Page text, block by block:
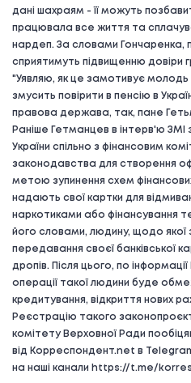
дані шахраям - її можуть
працювала все життя та
нардеп. За словами Гончаренка,
сприятимуть підвищенню
"Уявляю, як це замотивує молодь
змусить повірити в пенсію в
правова держава, так, пане
Раніше Гетманцев в інтерв'ю ЗМІ
України спільно з фінансовим
законодавства для створення
метою зупинення схем
надають свої картки для
наркотиками або фінансування
його словами, людину, щодо якої
передавання своєї банківської
дропів. Після цього, по
операції такої людини буде
кредитування, відкриття нових
Реєстрацію такого
комітету Верховної Ради
від Корреспондент.net в
на наші канали https://t.me/